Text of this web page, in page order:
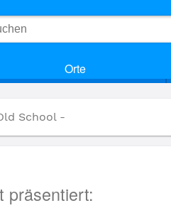
Orte
School -
präsentiert: